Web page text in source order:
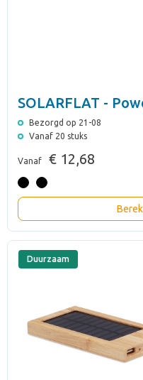
SOLARFLAT -
Bezorgd op 21-08
Vanaf 20 stuks
Vanaf € 12,68
Duurzaam